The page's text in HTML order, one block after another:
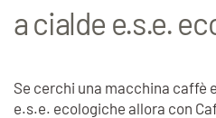
a cialde e.s.e.
Se cerchi una macchina caffè
e.s.e. ecologiche allora con